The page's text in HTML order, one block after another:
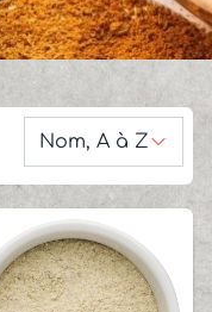
Trier par :
Nom, A à Z